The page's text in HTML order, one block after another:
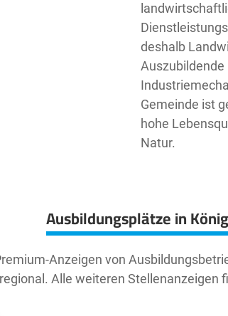
deshalb
Auszubildende
Gemeinde ist
hohe
Natur.
Ausbildungsplätze in
Anzeigen von
Alle weiteren Stellenanzeigen